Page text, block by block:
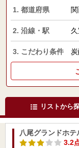
1. 都道府県
2. 沿線・駅
3. こだわり条件
リストから
八尾グランドホテ
3.2